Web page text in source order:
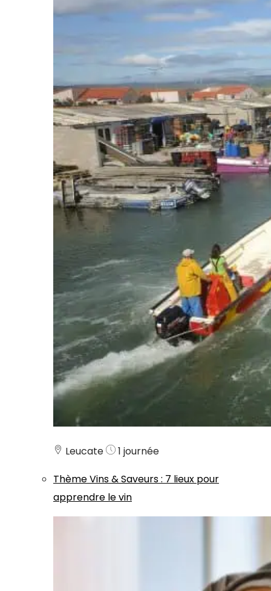
Leucate
1 journée
ThèmeVins & Saveurs: 7 lieux pour
apprendre le vin